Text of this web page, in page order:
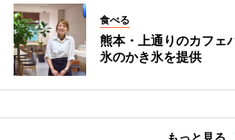
食べる
熊本・上通りのカフ
氷のかき氷を提供
もっと見る